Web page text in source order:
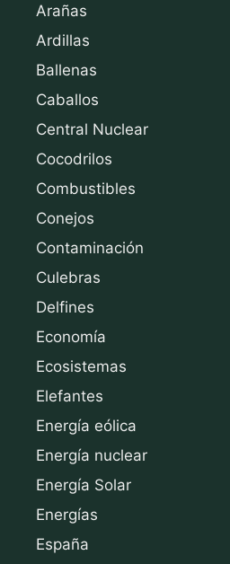
Arañas
Ardillas
Ballenas
Caballos
Central Nuclear
Cocodrilos
Combustibles
Conejos
Contaminación
Culebras
Delfines
Economía
Ecosistemas
Elefantes
Energía eólica
Energía nuclear
Energía Solar
Energías
España